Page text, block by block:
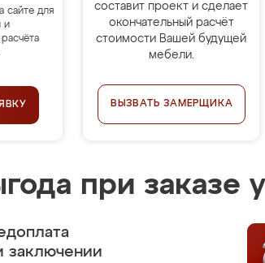
сайте для
и
составит проект и сделает
окончательный расчёт
стоимости Вашей будущей
мебели.
ВЫЗВАТЬ ЗАМЕРЩИКА
при заказе
заключении